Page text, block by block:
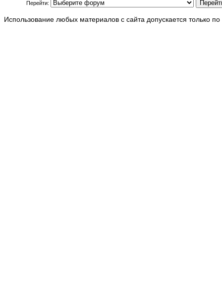
Перейти:
Использование любых материалов с сайта допускается только